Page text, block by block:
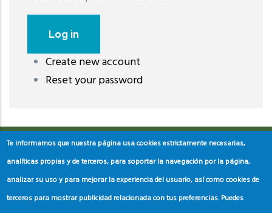
Create new account
Reset your password
레딧 다운로드coloring pages printable
download
Te informamos que nuestra página usa cookies estrictamente necesarias,
analíticas propias y de terceros, para soportar la navegación por la página,
analizar su uso y para mejorar la experiencia del usuario, así como cookies de
terceros para mostrar publicidad relacionada con tus preferencias. Puedes